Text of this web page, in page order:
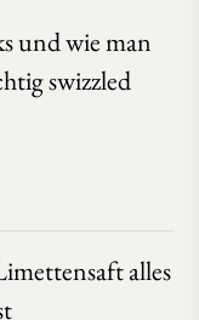
und wie man
swizzled
alles